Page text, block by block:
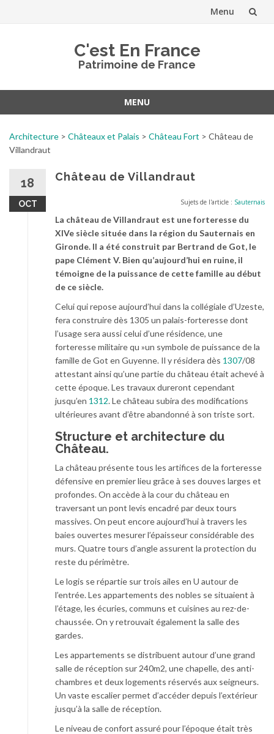
Menu
C'est En France
Patrimoine de France
MENU
contenu
Architecture > Châteaux et Palais > Château Fort > Château de
Villandraut
18
OCT
Château de Villandraut
Sujets de l'article : Sauternais
La château de Villandraut est une forteresse du
XIVe siècle située dans la région du Sauternais en
Gironde. Il a été construit par Bertrand de Got, le
pape Clément V. Bien qu’aujourd’hui en ruine, il
témoigne de la puissance de cette famille au début
de ce siècle.
Celui qui repose aujourd’hui dans la collégiale d’Uzeste,
fera construire dès 1305 un palais-forteresse dont
l’usage sera aussi celui d’une résidence, une
forteresse militaire qu »un symbole de puissance de la
famille de Got en Guyenne. Il y résidera dès 1307/08
attestant ainsi qu’une partie du château était achevé à
cette époque. Les travaux dureront cependant
jusqu’en 1312. Le château subira des modifications
ultérieures avant d’être abandonné à son triste sort.
Structure et architecture du
Château.
La château présente tous les artifices de la forteresse
défensive en premier lieu grâce à ses douves larges et
profondes. On accède à la cour du château en
traversant un pont levis encadré par deux tours
massives. On peut encore aujourd’hui à travers les
baies ouvertes mesurer l’épaisseur considérable des
murs. Quatre tours d’angle assurent la protection du
reste du périmètre.
Le logis se répartie sur trois ailes en U autour de
l’entrée. Les appartements des nobles se situaient à
l’étage, les écuries, communs et cuisines au rez-de-
chaussée. On y retrouvait également la salle des
gardes.
Les appartements se distribuent autour d’une grand
salle de réception sur 240m2, une chapelle, des anti-
chambres et deux logements réservés aux seigneurs.
Un vaste escalier permet d’accéder depuis l’extérieur
jusqu’à la salle de réception.
Le niveau de confort assuré pour l’époque était très